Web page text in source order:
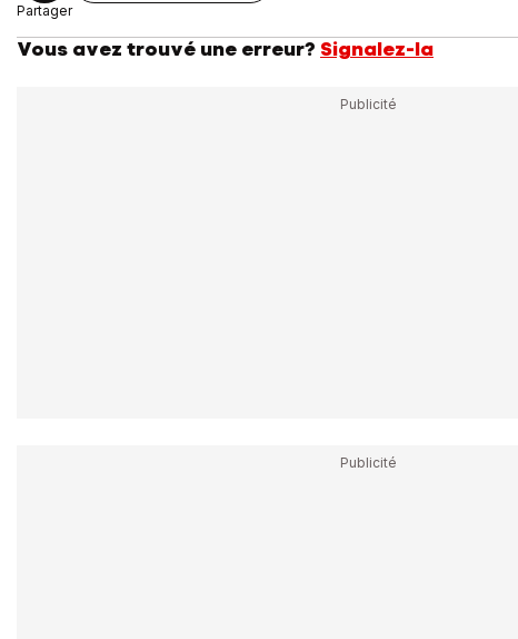
Partager
Vous avez trouvé une erreur? Signalez-la